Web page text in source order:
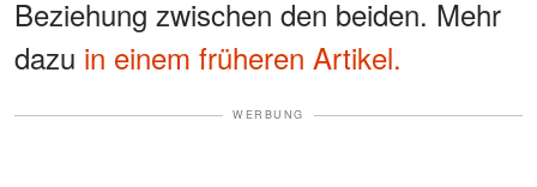
Beziehung zwischen den beiden. Mehr
dazu in einem früheren Artikel.
WERBUNG